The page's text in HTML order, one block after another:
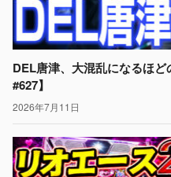
DEL唐津、大混乱になるほ
#627】
2026年7月11日